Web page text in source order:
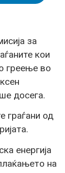
за
кои
греење во
досега.
граѓани од
енергија
на